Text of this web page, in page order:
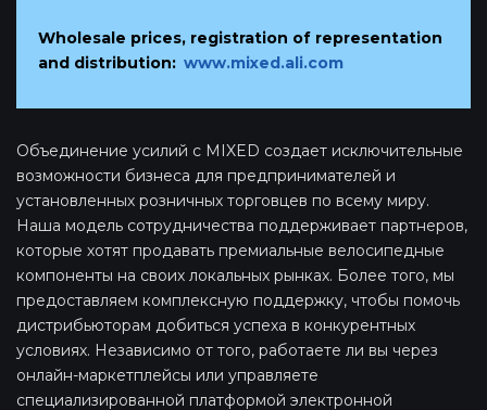
Wholesale prices, registration of representation
and distribution: www.mixed.ali.com
Объединение усилий с MIXED создает исключительные
возможности бизнеса для предпринимателей и
установленных розничных торговцев по всему миру.
Наша модель сотрудничества поддерживает партнеров,
которые хотят продавать премиальные велосипедные
компоненты на своих локальных рынках. Более того, мы
предоставляем комплексную поддержку, чтобы помочь
дистрибьюторам добиться успеха в конкурентных
условиях. Независимо от того, работаете ли вы через
онлайн-маркетплейсы или управляете
специализированной платформой электронной